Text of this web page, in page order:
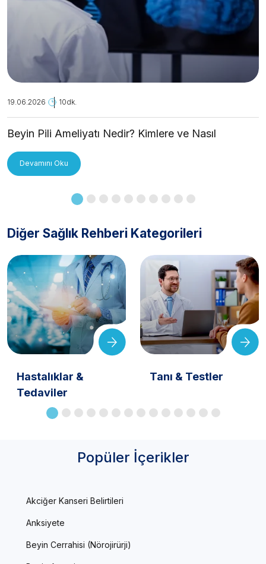
19.06.2026 10dk.
Beyin Pili Ameliyatı Nedir? Kimlere ve Nasıl
Devamını Oku
Diğer Sağlık Rehberi Kategorileri
Hastalıklar &
Tedaviler
Tanı & Testler
Popüler İçerikler
Akciğer Kanseri Belirtileri
Anksiyete
Beyin Cerrahisi (Nörojirürji)